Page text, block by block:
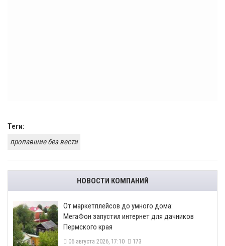
Теги:
пропавшие без вести
НОВОСТИ КОМПАНИЙ
От маркетплейсов до умного дома:
МегаФон запустил интернет для дачников
Пермского края
06 августа 2026, 17:10 173